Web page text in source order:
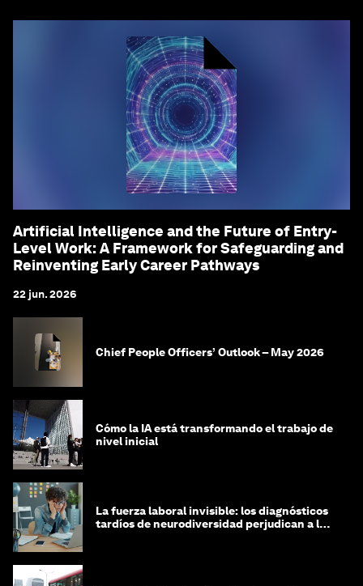
Artificial Intelligence and the Future of Entry-
Level Work: A Framework for Safeguarding and
Reinventing Early Career Pathways
22 jun. 2026
Chief People Officers’ Outlook – May 2026
Cómo la IA está transformando el trabajo de
nivel inicial
La fuerza laboral invisible: los diagnósticos
tardíos de neurodiversidad perjudican a las